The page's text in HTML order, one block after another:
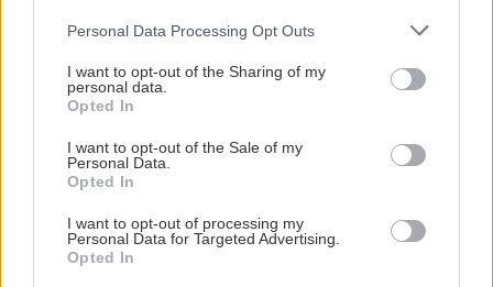
Personal Data Processing Opt Outs
I want to opt-out of the Sharing of my
personal data.
Opted In
I want to opt-out of the Sale of my
Personal Data.
Opted In
I want to opt-out of processing my
Personal Data for Targeted Advertising.
Opted In
Η Σίσσυ Χρηστίδου ποζάρει στην Κρήτη με
Αυστηροί συνοριακοί έλεγχοι στην Ισπανία:
Έλεγξαν περίπου 200 αφίξεις ταξιδιωτών από
ΥΓΕΙΑ
Πώς να ενισχύσεις τα οστά σου χωρίς
συμπληρώματα ασβεστίου